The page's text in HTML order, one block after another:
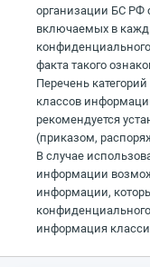
организации БС РФ
включаемых в
факта такого
Перечень
классов
рекомендуется
(приказом,
В случае
информации
информации,
информация